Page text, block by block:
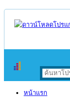
หน้าแรก